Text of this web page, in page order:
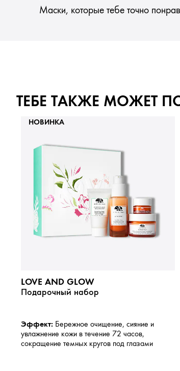
Маски, которые тебе точно
ТЕБЕ ТАКЖЕ МОЖЕТ
НОВИНКА
LOVE AND GLOW
Подарочный набор
Эффект: Бережное очищение, сияние и
увлажнение кожи в течение 72 часов,
сокращение темных кругов под глазами